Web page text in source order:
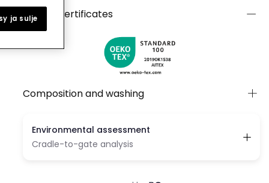
Quality certificates
Composition and washing
ja sulje